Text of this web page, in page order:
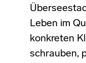
Leben im
konkreten
schrauben,